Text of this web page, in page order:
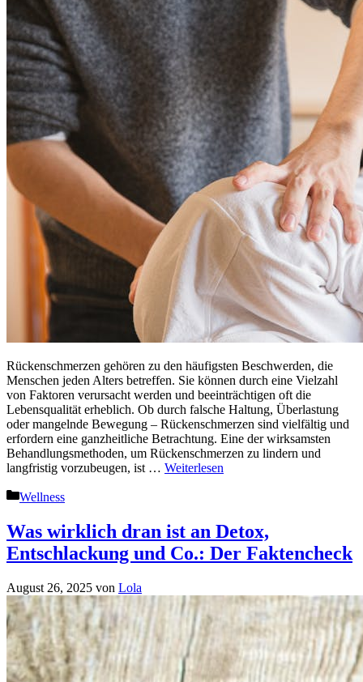
Rückenschmerzen gehören zu den häufigsten Beschwerden, die
Menschen jeden Alters betreffen. Sie können durch eine Vielzahl
von Faktoren verursacht werden und beeinträchtigen oft die
Lebensqualität erheblich. Ob durch falsche Haltung, Überlastung
oder mangelnde Bewegung – Rückenschmerzen sind vielfältig und
erfordern eine ganzheitliche Betrachtung. Eine der wirksamsten
Behandlungsmethoden, um Rückenschmerzen zu lindern und
langfristig vorzubeugen, ist … Weiterlesen
Kategorien
Wellness
Was wirklich dran ist an Detox,
Entschlackung und Co.: Der Faktencheck
August 26, 2025 von Lola